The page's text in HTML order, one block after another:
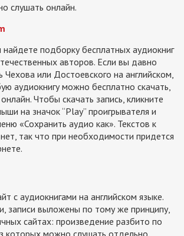
слушать онлайн.
подборку бесплатных аудиокниг
авторов. Если вы давно
Чехова или Достоевского на английском,
аудиокнигу можно бесплатно скачать,
Чтобы скачать запись, кликните
на значок “Play” проигрывателя и
«Сохранить аудио как». Текстов к
так что при необходимости придется
с аудиокнигами на английском языке.
записи выложены по тому же принципу,
сайтах: произведение разбито по